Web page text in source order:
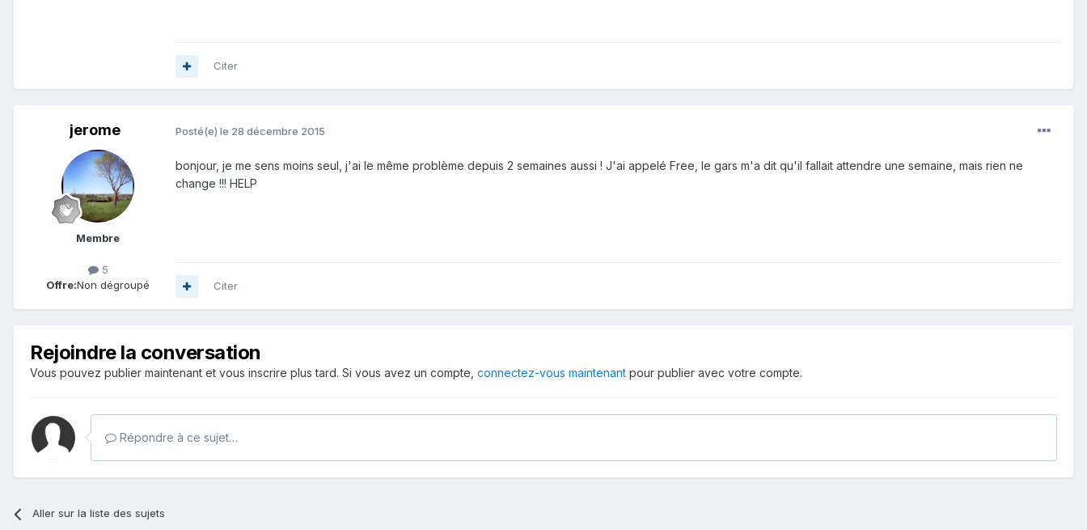
Citer
jerome
Membre
5
Offre:Non dégroupé
Posté(e) le 28 décembre 2015
bonjour, je me sens moins seul, j'ai le même problème depuis 2 semaines aussi ! J'ai appelé Free, le gars m'a dit qu'il fallait attendre une semaine, mais rien ne
change !!! HELP
Citer
Rejoindre la conversation
Vous pouvez publier maintenant et vous inscrire plus tard. Si vous avez un compte, connectez-vous maintenant pour publier avec votre compte.
Répondre à ce sujet…
Aller sur la liste des sujets